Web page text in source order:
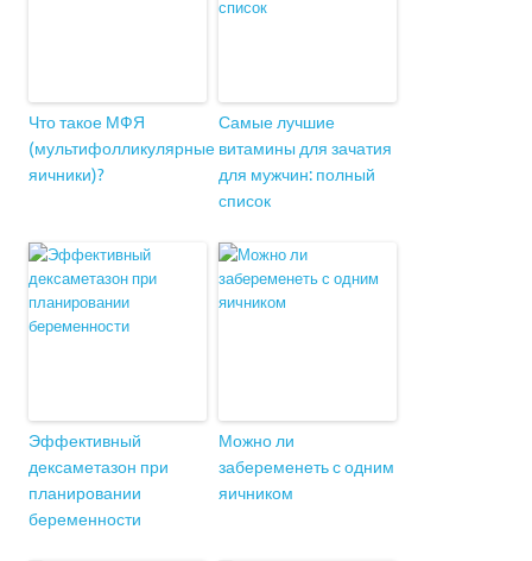
Что такое МФЯ
(мультифолликулярные
яичники)?
Самые лучшие
витамины для зачатия
для мужчин: полный
список
Эффективный
дексаметазон при
планировании
беременности
Можно ли
забеременеть с одним
яичником